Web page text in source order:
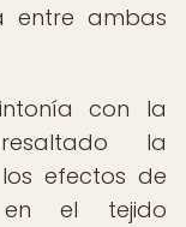
entre ambas
con la
la
efectos de
en el tejido